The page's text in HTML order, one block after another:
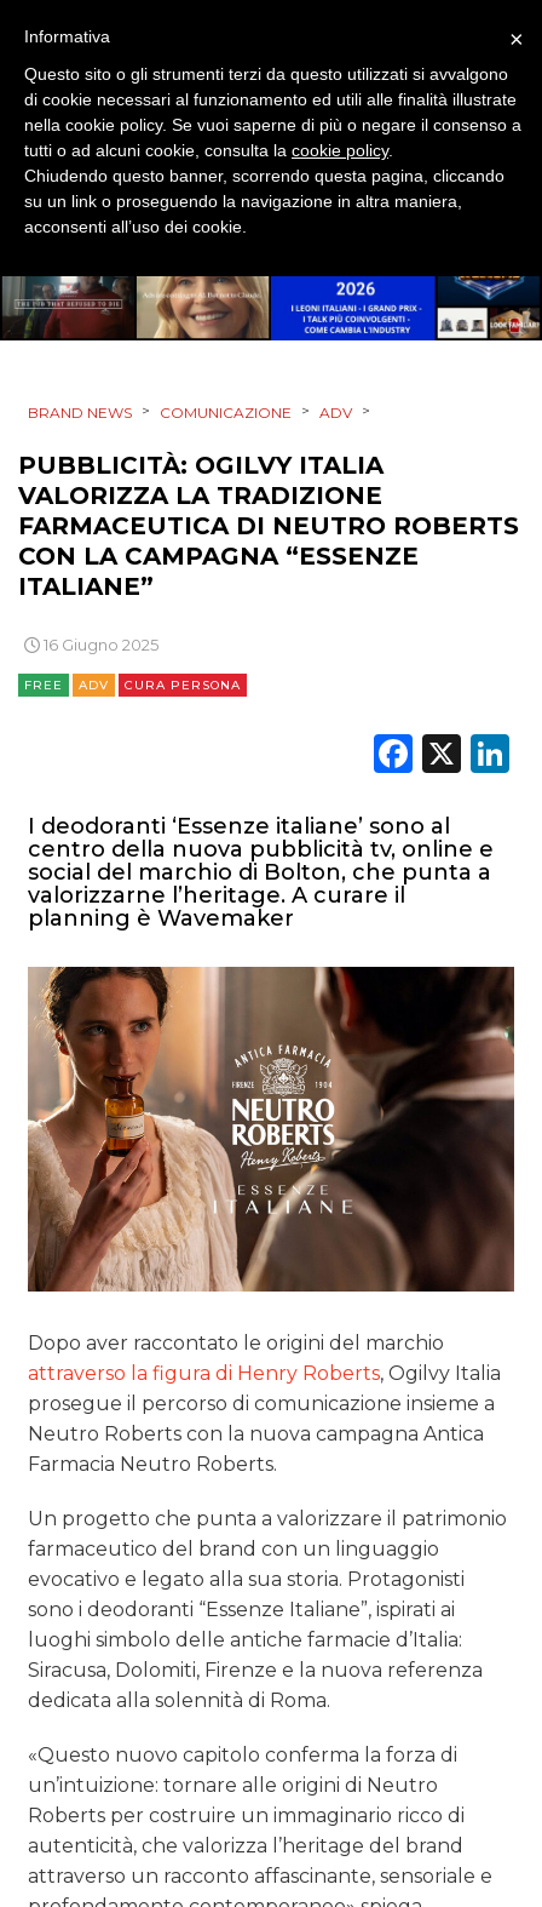
BRAND NEWS > COMUNICAZIONE > ADV >
PUBBLICITÀ: OGILVY ITALIA
VALORIZZA LA TRADIZIONE
FARMACEUTICA DI NEUTRO ROBERTS
CON LA CAMPAGNA “ESSENZE
ITALIANE”
16 Giugno 2025
FREE ADV CURA PERSONA
X
I deodoranti ‘Essenze italiane’ sono al
centro della nuova pubblicità tv, online e
social del marchio di Bolton, che punta a
valorizzarne l’heritage. A curare il
planning è Wavemaker
Dopo aver raccontato le origini del marchio
attraverso la figura di Henry Roberts, Ogilvy Italia
prosegue il percorso di comunicazione insieme a
Neutro Roberts con la nuova campagna Antica
Farmacia Neutro Roberts.
Un progetto che punta a valorizzare il patrimonio
farmaceutico del brand con un linguaggio
evocativo e legato alla sua storia. Protagonisti
sono i deodoranti “Essenze Italiane”, ispirati ai
luoghi simbolo delle antiche farmacie d’Italia:
Siracusa, Dolomiti, Firenze e la nuova referenza
dedicata alla solennità di Roma.
«Questo nuovo capitolo conferma la forza di
un’intuizione: tornare alle origini di Neutro
Roberts per costruire un immaginario ricco di
autenticità, che valorizza l’heritage del brand
attraverso un racconto affascinante, sensoriale e
×
Informativa
Questo sito o gli strumenti terzi da questo utilizzati si avvalgono
di cookie necessari al funzionamento ed utili alle finalità illustrate
nella cookie policy. Se vuoi saperne di più o negare il consenso a
tutti o ad alcuni cookie, consulta la cookie policy.
Chiudendo questo banner, scorrendo questa pagina, cliccando
su un link o proseguendo la navigazione in altra maniera,
acconsenti all’uso dei cookie.